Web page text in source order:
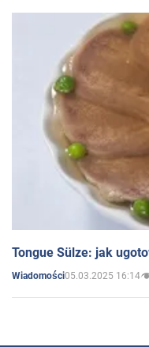
Tongue Sülze: jak
Wiadomości05.03.2025 16:14